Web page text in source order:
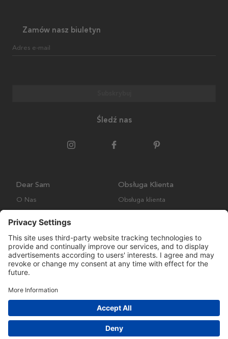
Zamów nasz biuletyn
Adres e-mail
Śledź nas
Dear Sam
O Nas
Obsługa Klienta
Obsługa klienta
Wysyłka i Dostawa